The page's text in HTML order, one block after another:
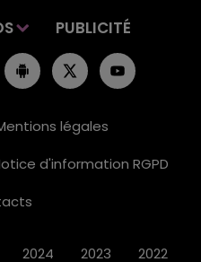
PUBLICITÉ
légales
d'information RGPD
2024 2023 2022